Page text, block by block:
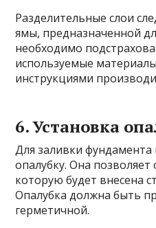
Разделительные слои
ямы, предназначенной
необходимо
используемые
инструкциями
6. Установка
Для заливки
опалубку. Она позволяет
которую будет внесена
Опалубка должна быть
герметичной.